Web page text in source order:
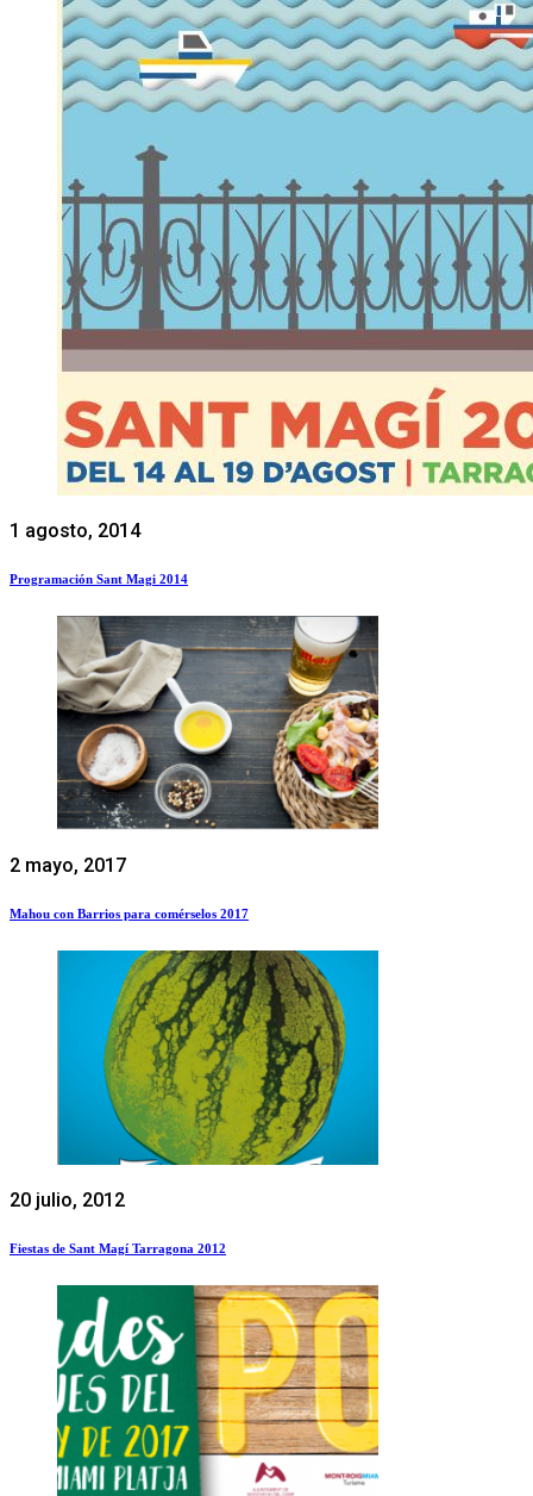
1 agosto, 2014
Programación Sant Magi 2014
2 mayo, 2017
Mahou con Barrios para comérselos 2017
20 julio, 2012
Fiestas de Sant Magí Tarragona 2012